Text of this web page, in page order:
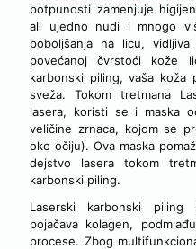
potpunosti zamenjuje
ali ujedno nudi i mnogo
poboljšanja na licu,
povećanoj čvrstoći kože
karbonski piling, vaša
sveža. Tokom tretmana
lasera, koristi se i maska
veličine zrnaca, kojom se
oko očiju). Ova maska
dejstvo lasera tokom
karbonski piling.
Laserski karbonski piling
pojačava kolagen,
procese. Zbog